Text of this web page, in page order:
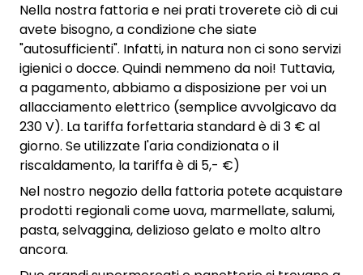
Nella nostra fattoria e nei prati troverete ciò di cui
avete bisogno, a condizione che siate
"autosufficienti". Infatti, in natura non ci sono servizi
igienici o docce. Quindi nemmeno da noi! Tuttavia,
a pagamento, abbiamo a disposizione per voi un
allacciamento elettrico (semplice avvolgicavo da
230 V). La tariffa forfettaria standard è di 3 € al
giorno. Se utilizzate l'aria condizionata o il
riscaldamento, la tariffa è di 5,- €)
Nel nostro negozio della fattoria potete acquistare
prodotti regionali come uova, marmellate, salumi,
pasta, selvaggina, delizioso gelato e molto altro
ancora.